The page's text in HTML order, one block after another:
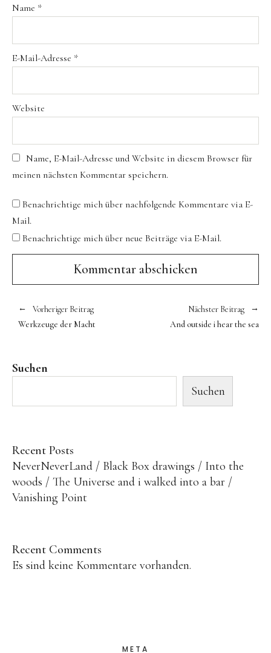
Name *
E-Mail-Adresse *
Website
Name, E-Mail-Adresse und Website in diesem Browser für
meinen nächsten Kommentar speichern.
Benachrichtige mich über nachfolgende Kommentare via E-
Mail.
Benachrichtige mich über neue Beiträge via E-Mail.
Vorheriger Beitrag
Werkzeuge der Macht
Nächster Beitrag
And outside i hear the sea
Suchen
Suchen
Recent Posts
NeverNeverLand
Black Box drawings
Into the
woods
The Universe and i walked into a bar
Vanishing Point
Recent Comments
Es sind keine Kommentare vorhanden.
META